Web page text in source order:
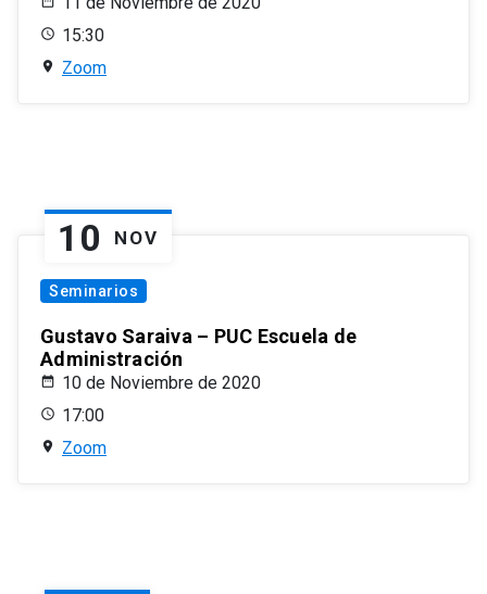
15:30
Zoom
10 NOV
Seminarios
Gustavo Saraiva – PUC Escuela de
Administración
10 de Noviembre de 2020
17:00
Zoom